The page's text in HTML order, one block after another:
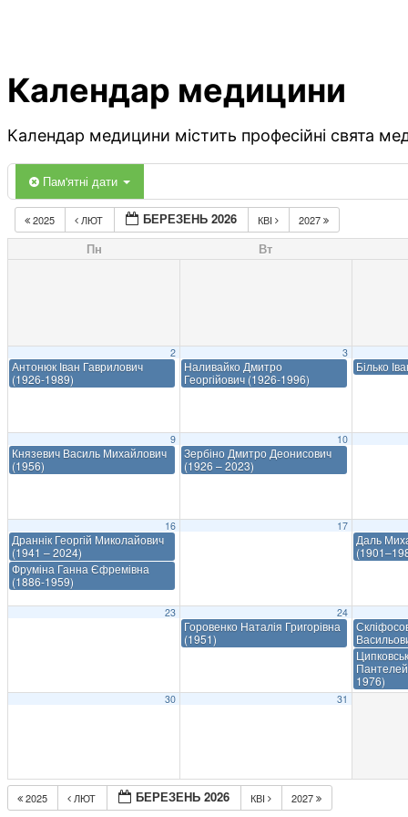
Календар медицини
Календар медицини містить професійні свята
Пам'ятні дати
2025 ЛЮТ БЕРЕЗЕНЬ 2026 КВІ 2027
Пн Вт
2
Антонюк Іван Гаврилович
(1926-1989)
3
Наливайко Дмитро
Георгійович (1926-1996)
Білько
9
Князевич Василь Михайлович
(1956)
10
Зербіно Дмитро Деонисович
(1926 – 2023)
16
Драннік Георгій Миколайович
(1941 – 2024)
Фруміна Ганна Єфремівна
(1886-1959)
17
Даль
23 24
Горовенко Наталія Григорівна
(1951)
1976)
30 31
2025 ЛЮТ БЕРЕЗЕНЬ 2026 КВІ 2027